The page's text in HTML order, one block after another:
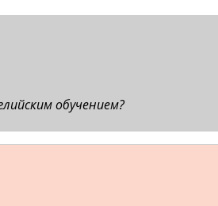
обучением?